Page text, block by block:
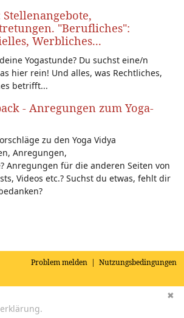
"Berufliches":
Werbliches...
Yogastunde? Du suchst eine/n
hier rein! Und alles, was Rechtliches,
betrifft...
- Anregungen zum Yoga-
zu den Yoga Vidya
Anregungen,
Anregungen für die anderen Seiten von
Videos etc.? Suchst du etwas, fehlt dir
Problem melden | Nutzungsbedingungen
✖